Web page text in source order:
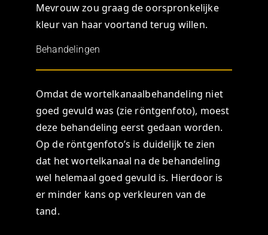
Mevrouw zou graag de oorspronkelijke
kleur van haar voortand terug willen.
Behandelingen
Omdat de wortelkanaalbehandeling niet
goed gevuld was (zie röntgenfoto), moest
deze behandeling eerst gedaan worden.
Op de röntgenfoto’s is duidelijk te zien
dat het wortelkanaal na de behandeling
wel helemaal goed gevuld is. Hierdoor is
er minder kans op verkleuren van de
tand.